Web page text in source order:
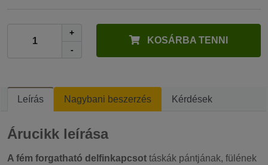
+
-
KOSÁRBA TENNI
Leírás Nagybani beszerzés Kérdések
Árucikk leírása
A fém forgatható delfinkapcsot táskák pántjának, fülének